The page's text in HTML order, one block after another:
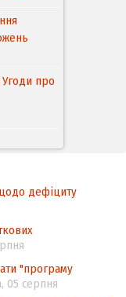
Угоди про
до
прав
у
щодо
дефіциту
"програму
05 серпня